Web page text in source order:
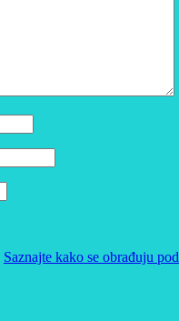
Saznajte kako se obrađuju